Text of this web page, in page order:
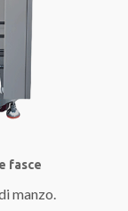
fasce
manzo.